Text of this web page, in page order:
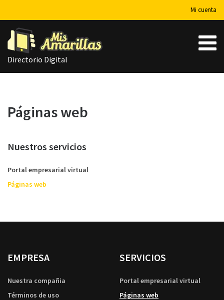
Mi cuenta
Directorio Digital
Páginas web
Nuestros servicios
Portal empresarial virtual
Páginas web
EMPRESA
Nuestra compañia
Términos de uso
SERVICIOS
Portal empresarial virtual
Páginas web